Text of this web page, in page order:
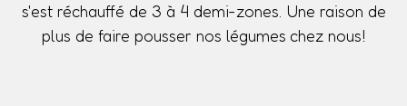
s'est réchauffé de 3 à 4 demi-zones. Une raison de
plus de faire pousser nos légumes chez nous!